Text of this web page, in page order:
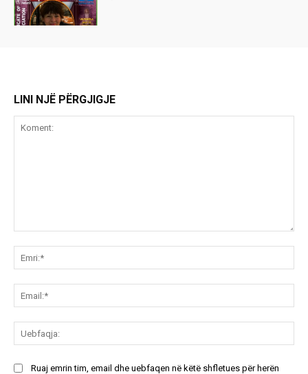
LINI NJË PËRGJIGJE
Ruaj emrin tim, email dhe uebfaqen në këtë shfletues për herën